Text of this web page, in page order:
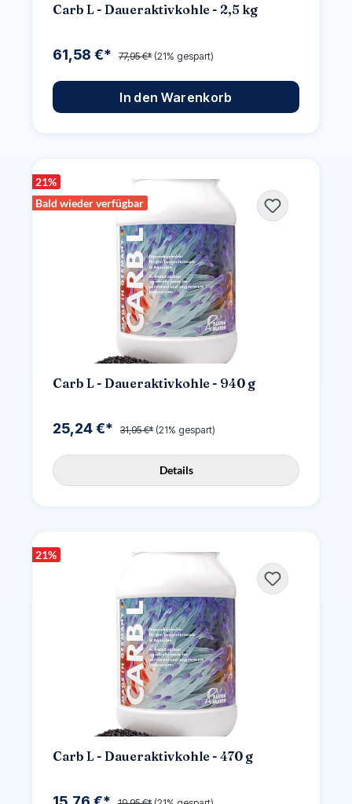
Carb L - Daueraktivkohle - 2,5 kg
61,58 €* 77,95 €* (21% gespart)
In den Warenkorb
21%
Bald wieder verfügbar
Carb L - Daueraktivkohle - 940 g
25,24 €* 31,95 €* (21% gespart)
Details
21%
Carb L - Daueraktivkohle - 470 g